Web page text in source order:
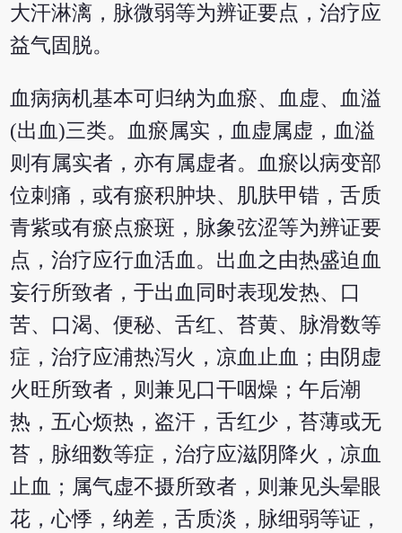
大汗淋漓，脉微弱等为辨证要点，治疗应
益气固脱。
血病病机基本可归纳为血瘀、血虚、血溢
(出血)三类。血瘀属实，血虚属虚，血溢
则有属实者，亦有属虚者。血瘀以病变部
位刺痛，或有瘀积肿块、肌肤甲错，舌质
青紫或有瘀点瘀斑，脉象弦涩等为辨证要
点，治疗应行血活血。出血之由热盛迫血
妄行所致者，于出血同时表现发热、口
苦、口渴、便秘、舌红、苔黄、脉滑数等
症，治疗应浦热泻火，凉血止血；由阴虚
火旺所致者，则兼见口干咽燥；午后潮
热，五心烦热，盗汗，舌红少，苔薄或无
苔，脉细数等症，治疗应滋阴降火，凉血
止血；属气虚不摄所致者，则兼见头晕眼
花，心悸，纳差，舌质淡，脉细弱等证，